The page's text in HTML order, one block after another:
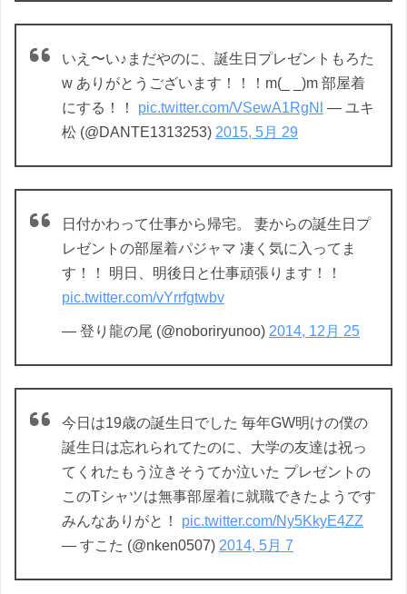
いえ〜い♪まだやのに、誕生日プレゼントもろた
w ありがとうございます！！！m(_ _)m 部屋着
にする！！ pic.twitter.com/VSewA1RgNl
— ユキ
松 (@DANTE1313253) 2015, 5月 29
日付かわって仕事から帰宅。 妻からの誕生日プ
レゼントの部屋着パジャマ 凄く気に入ってま
す！！ 明日、明後日と仕事頑張ります！！
pic.twitter.com/vYrrfgtwbv
— 登り龍の尾 (@noboriryunoo) 2014, 12月 25
今日は19歳の誕生日でした 毎年GW明けの僕の
誕生日は忘れられてたのに、大学の友達は祝っ
てくれたもう泣きそうてか泣いた プレゼントの
このTシャツは無事部屋着に就職できたようです
みんなありがと！ pic.twitter.com/Ny5KkyE4ZZ
— すこた (@nken0507) 2014, 5月 7